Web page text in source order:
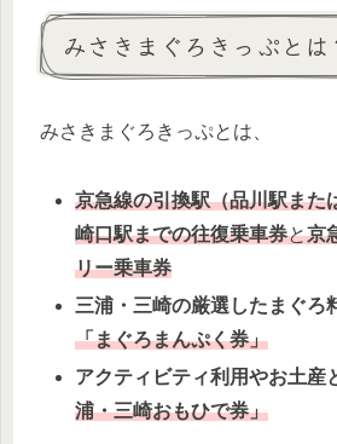
みさきまぐろきっぷとは
みさきまぐろきっぷとは、
京急線の引換駅（品川駅また
崎口駅までの往復乗車券と京
リー乗車券
三浦・三崎の厳選したまぐろ
「まぐろまんぷく券」
アクティビティ利用やお土産
浦・三崎おもひで券」